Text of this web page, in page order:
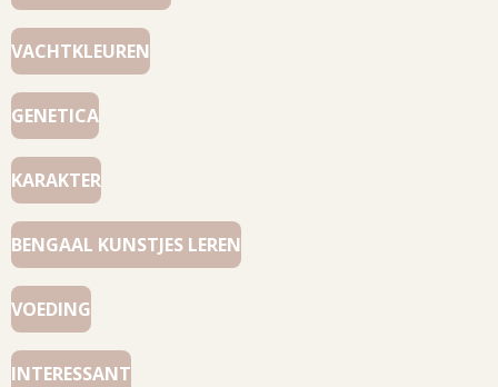
VACHTKLEUREN
GENETICA
KARAKTER
BENGAAL KUNSTJES LEREN
VOEDING
INTERESSANT